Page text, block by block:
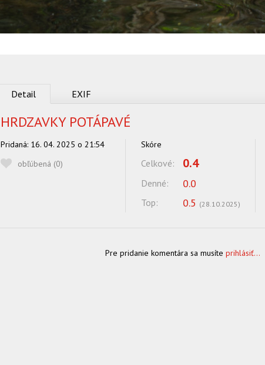
Detail EXIF
HRDZAVKY POTÁPAVÉ
Pridaná: 16. 04. 2025 o 21:54
obľúbená (0)
Skóre
Celkové: 0.4
Denné: 0.0
Top: 0.5 (28.10.2025)
Pre pridanie komentára sa musíte prihlásiť...